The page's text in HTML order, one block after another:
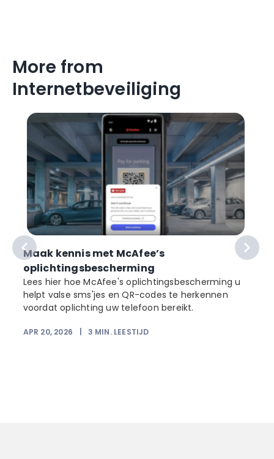
More from
Internetbeveiliging
Maak kennis met McAfee’s
oplichtingsbescherming
Lees hier hoe McAfee's oplichtingsbescherming u
helpt valse sms'jes en QR-codes te herkennen
voordat oplichting uw telefoon bereikt.
APR 20, 2026 3 MIN. LEESTIJD